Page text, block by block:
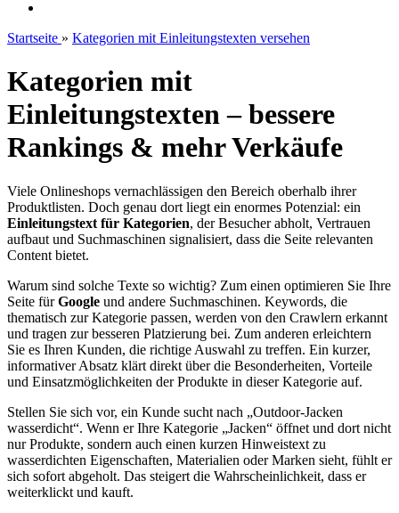
Startseite » Kategorien mit Einleitungstexten versehen
Kategorien mit
Einleitungstexten – bessere
Rankings & mehr Verkäufe
Viele Onlineshops vernachlässigen den Bereich oberhalb ihrer
Produktlisten. Doch genau dort liegt ein enormes Potenzial: ein
Einleitungstext für Kategorien, der Besucher abholt, Vertrauen
aufbaut und Suchmaschinen signalisiert, dass die Seite relevanten
Content bietet.
Warum sind solche Texte so wichtig? Zum einen optimieren Sie Ihre
Seite fürGoogle und andere Suchmaschinen. Keywords, die
thematisch zur Kategorie passen, werden von den Crawlern erkannt
und tragen zur besseren Platzierung bei. Zum anderen erleichtern
Sie es Ihren Kunden, die richtige Auswahl zu treffen. Ein kurzer,
informativer Absatz klärt direkt über die Besonderheiten, Vorteile
und Einsatzmöglichkeiten der Produkte in dieser Kategorie auf.
Stellen Sie sich vor, ein Kunde sucht nach „Outdoor-Jacken
wasserdicht“. Wenn er Ihre Kategorie „Jacken“ öffnet und dort nicht
nur Produkte, sondern auch einen kurzen Hinweistext zu
wasserdichten Eigenschaften, Materialien oder Marken sieht, fühlt er
sich sofort abgeholt. Das steigert die Wahrscheinlichkeit, dass er
weiterklickt und kauft.